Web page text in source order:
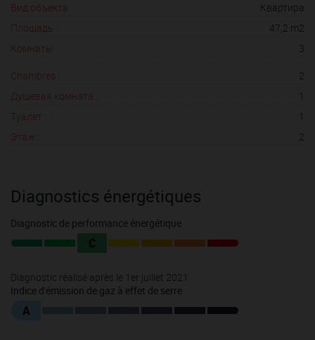
Вид объекта :
Квартира
Площадь :
47,2 m2
Комнаты :
3
Chambres :
2
Душевая комната :
1
Туалет :
1
Этаж :
2
Diagnostics énergétiques
Diagnostic de performance énergétique
C
Diagnostic réalisé après le 1er juillet 2021
Indice d'émission de gaz à effet de serre
A